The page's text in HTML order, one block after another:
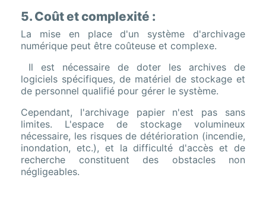
5. Coût et complexité :
La mise en place d'un système d'archivage
numérique peut être coûteuse et complexe.
Il est nécessaire de doter les archives de
logiciels spécifiques, de matériel de stockage et
de personnel qualifié pour gérer le système.
Cependant, l'archivage papier n'est pas sans
limites. L'espace de stockage volumineux
nécessaire, les risques de détérioration (incendie,
inondation, etc.), et la difficulté d'accès et de
recherche constituent des obstacles non
négligeables.